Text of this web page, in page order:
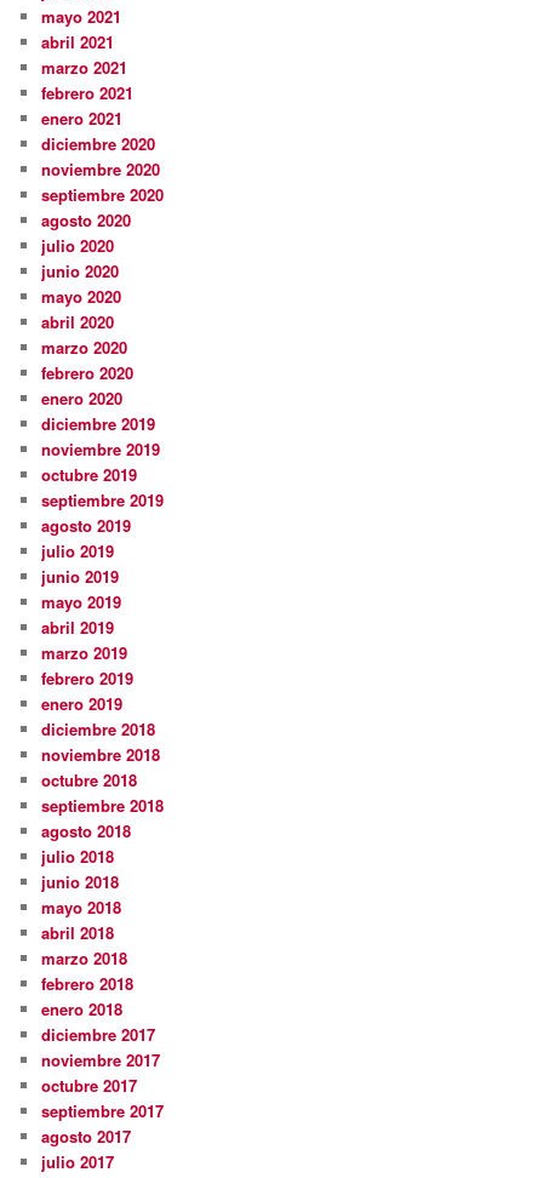
mayo 2021
abril 2021
marzo 2021
febrero 2021
enero 2021
diciembre 2020
noviembre 2020
septiembre 2020
agosto 2020
julio 2020
junio 2020
mayo 2020
abril 2020
marzo 2020
febrero 2020
enero 2020
diciembre 2019
noviembre 2019
octubre 2019
septiembre 2019
agosto 2019
julio 2019
junio 2019
mayo 2019
abril 2019
marzo 2019
febrero 2019
enero 2019
diciembre 2018
noviembre 2018
octubre 2018
septiembre 2018
agosto 2018
julio 2018
junio 2018
mayo 2018
abril 2018
marzo 2018
febrero 2018
enero 2018
diciembre 2017
noviembre 2017
octubre 2017
septiembre 2017
agosto 2017
julio 2017